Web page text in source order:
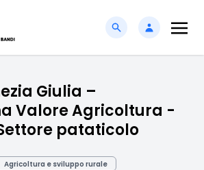
Giulia –
Valore Agricoltura -
pataticolo
Agricoltura e sviluppo rurale